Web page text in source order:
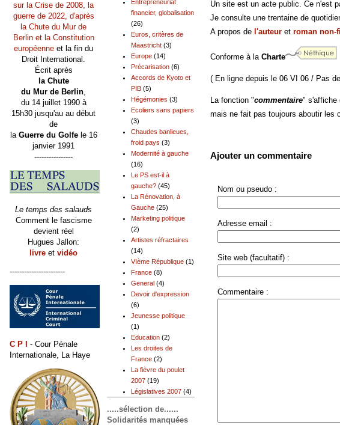
Un site est un acte public. Ce n'est
Je consulte une trentaine de
A propos de l'auteur et roman non-
Conforme à la Charte
( En ligne depuis le 06 VI 06 / Pas
La fonction "commentaire" s'affiche
mais ne fait pas toujours aboutir les
Ajouter un commentaire
Nom ou pseudo :
Adresse email :
Site web (facultatif) :
Commentaire :
Entrepreneuriat
financier, globalisation
(26)
Euros, critères de
Maastricht (3)
Europe (14)
Précarisation (6)
Accords de Kyoto et
PIB (5)
Hégémonies (3)
Ecoliers sans papiers
(3)
Chaudes banlieues,
froid pays (3)
Modernité à gauche
(16)
Le PS est-il à
gauche? (45)
La Rénovation, à
Gauche (25)
Marketing politique
(2)
Artistes réfractaires
(14)
VIème République (1)
France (8)
General (4)
Devoir d'expression
(6)
Jeunesse politique
(1)
Education (2)
Les droites de
France (2)
La fièvre du poulet
2007 (19)
Législatives 2007 (4)
.....sélection de......
Solidarités manquées
sur la Crise de 2008, la
guerre de 2022, d'après
la Chute du Mur de
Berlin et la Constitution
européenne et la fin du
Droit International.
Écrit après
la Chute
du Mur de Berlin
du 14 juillet 1990 à
15h30 jusqu'au au début
de
la Guerre du Golfele 16
janvier 1991
----------------
Le temps des salauds
Comment le fascisme
devient réel
Hugues Jallon:
livre et vidéo
-----------------------
C P I
- Cour Pénale
Internationale, La Haye